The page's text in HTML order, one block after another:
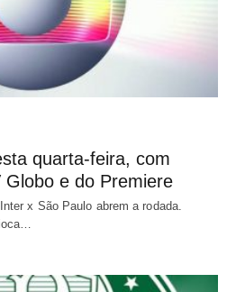
quarta-feira, com
e do Premiere
x São Paulo abrem a rodada.